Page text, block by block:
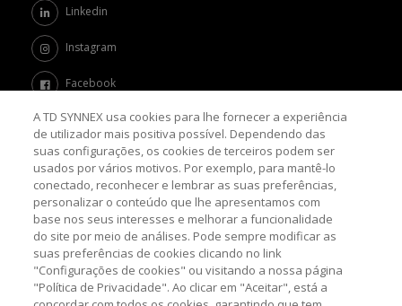
Linkedin
Instagram
Facebook
Twitter
Channel Academy
SOBRE O BLOG
Nosso objetivo é levar até você as principais informações e
tendências sobre o mercado de TI, com a missão de mantê-lo
atualizado sobre as últimas novidades do universo da tecnologia.
A TD SYNNEX usa cookies para lhe fornecer a experiência
de utilizador mais positiva possível. Dependendo das
suas configurações, os cookies de terceiros podem ser
usados por vários motivos. Por exemplo, para mantê-lo
conectado, reconhecer e lembrar as suas preferências,
personalizar o conteúdo que lhe apresentamos com
base nos seus interesses e melhorar a funcionalidade
do site por meio de análises. Pode sempre modificar as
suas preferências de cookies clicando no link
"Configurações de cookies" ou visitando a nossa página
"Política de Privacidade". Ao clicar em "Aceitar", está a